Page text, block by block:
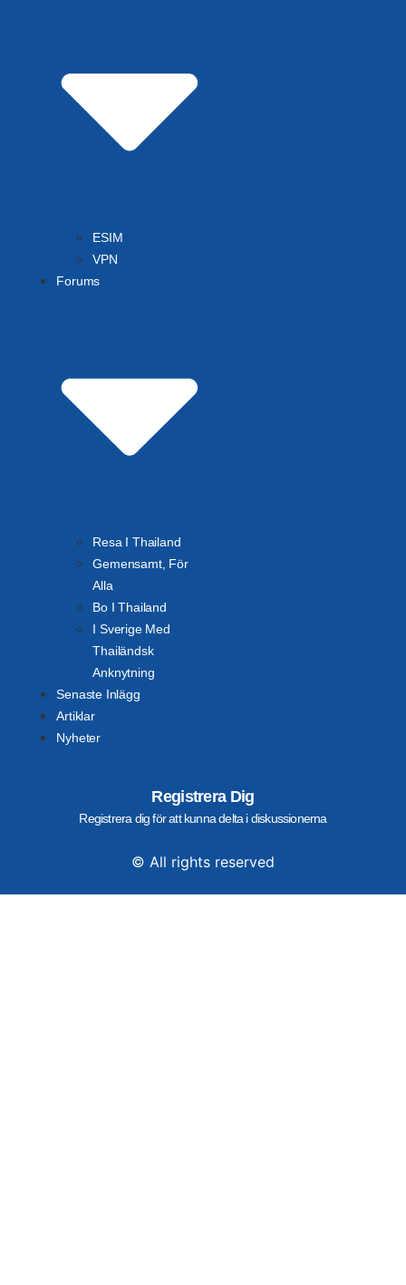
ESIM
VPN
Forums
Resa I Thailand
Gemensamt, För
Alla
Bo I Thailand
I Sverige Med
Thailändsk
Anknytning
Senaste Inlägg
Artiklar
Nyheter
Registrera Dig
Registrera dig för att kunna delta i diskussionerna
© All rights reserved